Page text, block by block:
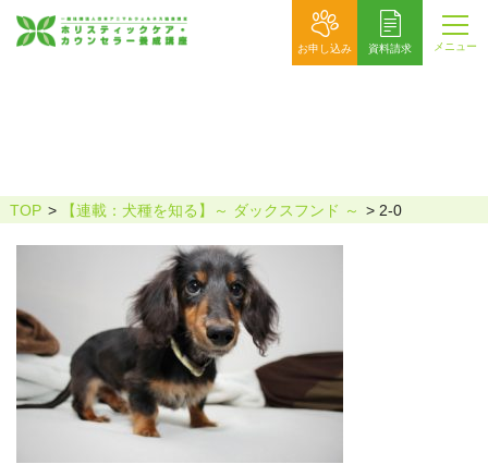
お申し込み 資料請求 メニュー
TOP 【連載：犬種を知る】～ ダックスフンド ～ 2-0